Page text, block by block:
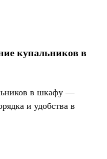
купальников в
в шкафу —
и удобства в